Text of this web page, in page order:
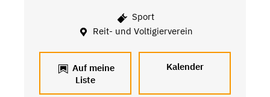
Sport
Reit- und Voltigierverein
Auf meine
Liste
Kalender